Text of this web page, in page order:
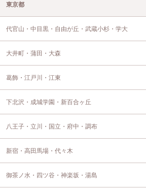
東京都
代官山・中目黒・自由が丘・武蔵小杉・学大
大井町・蒲田・大森
葛飾・江戸川・江東
下北沢・成城学園・新百合ヶ丘
八王子・立川・国立・府中・調布
新宿・高田馬場・代々木
御茶ノ水・四ツ谷・神楽坂・湯島